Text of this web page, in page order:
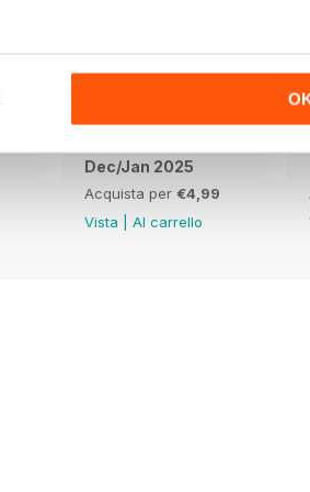
Dec/Jan 2025
Acquista per €4,99
Vista
Al carrello